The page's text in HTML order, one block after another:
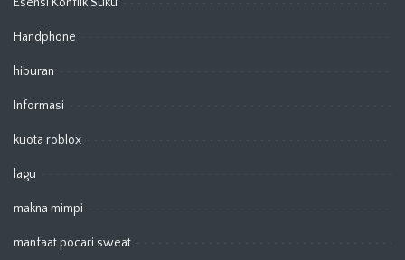
Handphone
hiburan
Informasi
kuota roblox
lagu
makna mimpi
manfaat pocari sweat